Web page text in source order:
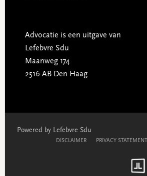
Advocatie is een uitgave van
Lefebvre Sdu
Maanweg 174
2516 AB Den Haag
Powered by Lefebvre Sdu
DISCLAIMER PRIVACY